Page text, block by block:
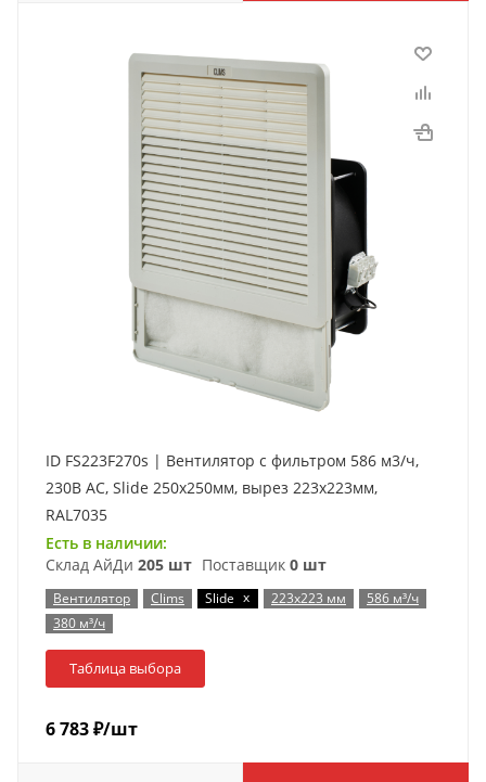
ID FS223F270s | Вентилятор с фильтром 586 м3/ч,
230В AC, Slide 250х250мм, вырез 223x223мм,
RAL7035
Есть в наличии:
Склад АйДи 205 шт Поставщик 0 шт
Вентилятор Clims Slide x 223x223 мм
586 м³/ч
380 м³/ч
Таблица выбора
6 783₽/шт